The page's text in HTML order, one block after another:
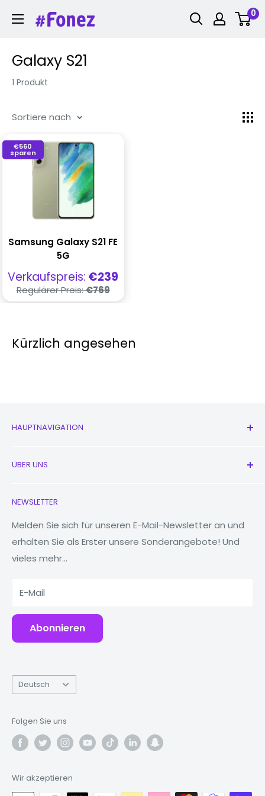
Inhalt
Fonez 0
Galaxy S21
1 Produkt
Sortiere nach
€560
sparen
Samsung Galaxy S21 FE
5G
Verkaufspreis
Verkaufspreis: €239
Regulärer
Preis
Regulärer Preis:€769
Kürzlich angesehen
HAUPTNAVIGATION
Neu
Uhren
MacBooks
Tablets
Powerbanks
ÜBER UNS
Unsere Geschichte
Reduzieren, wiederverwenden, recyceln
Warum Fonez?
NEWSLETTER
Melden Sie sich für unseren E-Mail-Newsletter an und
erhalten Sie als Erster unsere Sonderangebote! Und
vieles mehr...
E-Mail
Abonnieren
Sprache
Deutsch
Folgen Sie uns
Wir akzeptieren